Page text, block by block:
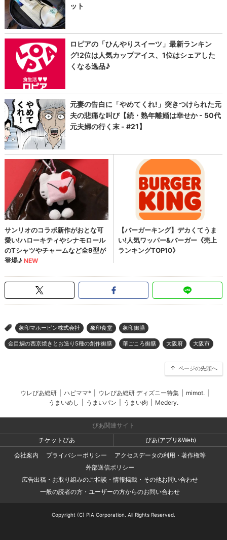
> 象印マホービン株式会社 象印食堂 象印御膳
金目鯛の西京焼きとお造り5種の創作御膳 華ごころ御膳 大阪府 大阪市
ページの先頭へ
ウレぴあ総研 ハピママ* ウレぴあ総研 ディズニー特集 mimot.
うまいめし
うまいパン うまい肉 Medery.
ぴあ関連サイト
チケットぴあ
ぴあ(アプリ&Web)
会社案内
プライバシーポリシー
アクセスデータの利用・著作権等
外部送信ポリシー
広告出稿・お取り組みのご相談・情報掲載・その他お問い合わせ
一般の読者の方・ユーザーの方からのお問い合わせ
Copyright (C) PIA Corporation. All Rights Reserved.